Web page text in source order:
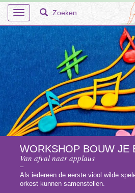
Toggle
navigation
Home
Over Ons
En Meer – Muzische Projecten
Doelgroepen
WORKSHOP BOUW JE
Van afval naar applaus
–
Als iedereen de eerste viool wilde
orkest kunnen samenstellen.